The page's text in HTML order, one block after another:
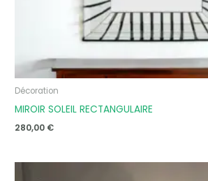
Décoration
MIROIR SOLEIL RECTANGULAIRE
280,00 €